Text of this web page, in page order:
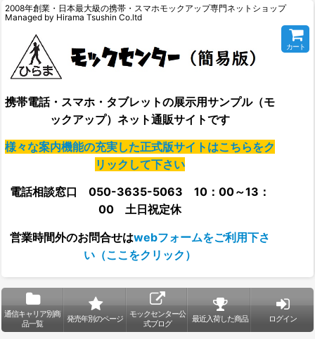
2008年創業・日本最大級の携帯・スマホモックアップ専門ネットショップ
Managed by Hirama Tsushin Co.ltd
携帯電話・スマホ・タブレットの展示用サンプル（モ
ックアップ）ネット通販サイトです
様々な案内機能の充実した正式版サイトはこちらをク
リックして下さい
電話相談窓口 050-3635-5063 10：00～13：
00 土日祝定休
営業時間外のお問合せはwebフォームをご利用下さ
い（ここをクリック）
カート
通信キャリア別商
品一覧
発売年別のページ
モックセンター公
式ブログ
最近入荷した商品 ログイン